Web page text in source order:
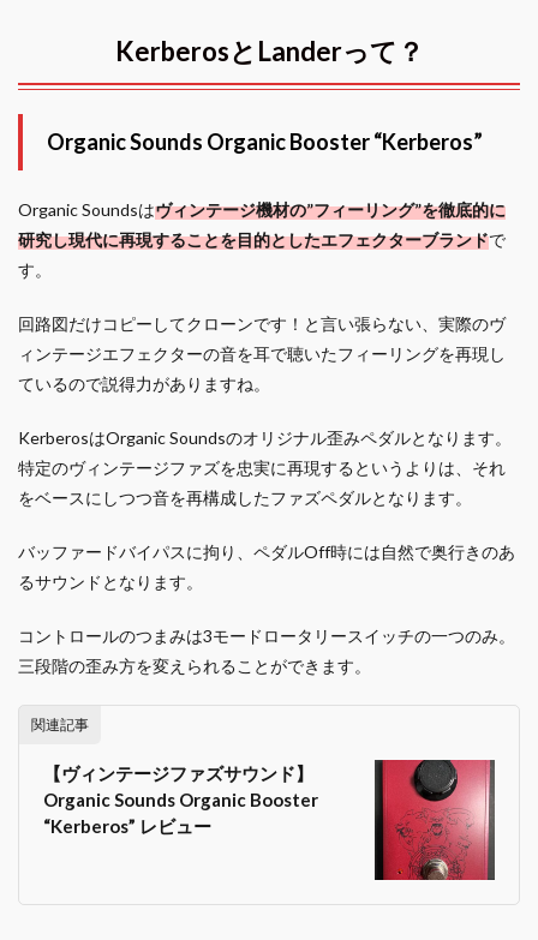
KerberosとLanderって？
Organic Sounds Organic Booster “Kerberos”
Organic Soundsはヴィンテージ機材の”フィーリング”を徹底的に
研究し現代に再現することを目的としたエフェクターブランドで
す。
回路図だけコピーしてクローンです！と言い張らない、実際のヴ
ィンテージエフェクターの音を耳で聴いたフィーリングを再現し
ているので説得力がありますね。
KerberosはOrganic Soundsのオリジナル歪みペダルとなります。
特定のヴィンテージファズを忠実に再現するというよりは、それ
をベースにしつつ音を再構成したファズペダルとなります。
バッファードバイパスに拘り、ペダルOff時には自然で奥行きのあ
るサウンドとなります。
コントロールのつまみは3モードロータリースイッチの一つのみ。
三段階の歪み方を変えられることができます。
関連記事
【ヴィンテージファズサウンド】
Organic Sounds Organic Booster
“Kerberos” レビュー